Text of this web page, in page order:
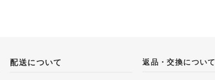
配送について 返品・交換について